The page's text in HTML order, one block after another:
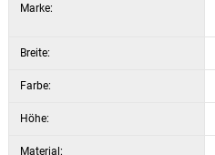
Marke:
Breite:
Farbe:
Höhe:
Material: